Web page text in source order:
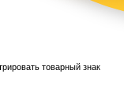
товарный знак